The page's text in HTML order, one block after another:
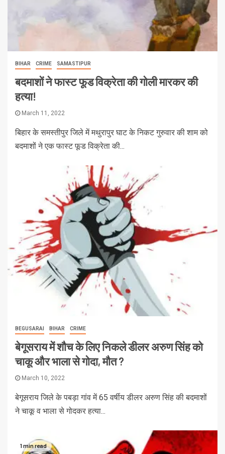
BIHAR CRIME SAMASTIPUR
बदमाशों ने फास्ट फूड विक्रेता की गोली मारकर की
हत्या!
March 11, 2022
बिहार के समस्तीपुर जिले में मथुरापुर घाट के निकट गुरुवार की शाम को
बदमाशों ने एक फास्ट फूड विक्रेता की...
BEGUSARAI BIHAR CRIME
बेगूसराय में शौच के लिए निकले डीलर अरुण सिंह को
चाकू और भाला से गोदा, मौत ?
March 10, 2022
बेगूसराय जिले के पबड़ा गांव में 65 वर्षीय डीलर अरुण सिंह की बदमाशों
ने चाकू व भाला से गोदकर हत्या...
1 min read